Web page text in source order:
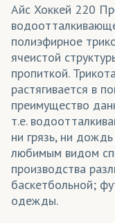
Айс Хоккей 220
полиэфирное
ячеистой
пропиткой.
растягивается в
преимущество
т.е.
ни грязь, ни
любимым видом
производства
баскетбольной;
одежды.